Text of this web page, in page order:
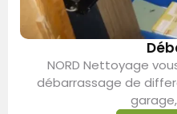
NORD Nettoyage
débarrassage de